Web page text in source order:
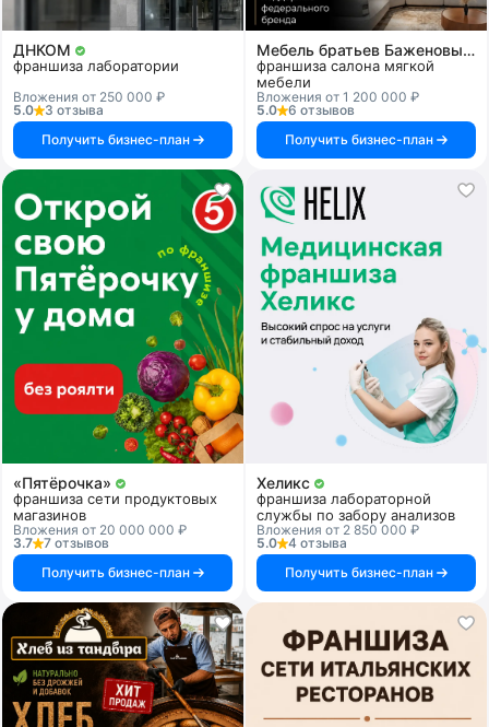
ДНКОМ
франшиза лаборатории
Вложения от 250 000 ₽
5.0
3 отзыва
Получить бизнес-план
Мебель братьев Баженовых
франшиза салона мягкой
мебели
Вложения от 1 200 000 ₽
5.0
6 отзывов
Получить бизнес-план
«Пятёрочка»
франшиза сети продуктовых
магазинов
Вложения от 20 000 000 ₽
3.7
7 отзывов
Получить бизнес-план
Хеликс
франшиза лабораторной
службы по забору анализов
Вложения от 2 850 000 ₽
5.0
4 отзыва
Получить бизнес-план